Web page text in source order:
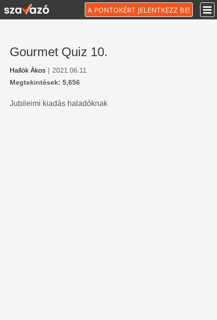
A PONTOKÉRT JELENTKEZZ BE!
Gourmet Quiz 10.
Hallók Ákos | 2021.06.11
Megtekintések: 5,656
Jubileimi kiadás haladóknak